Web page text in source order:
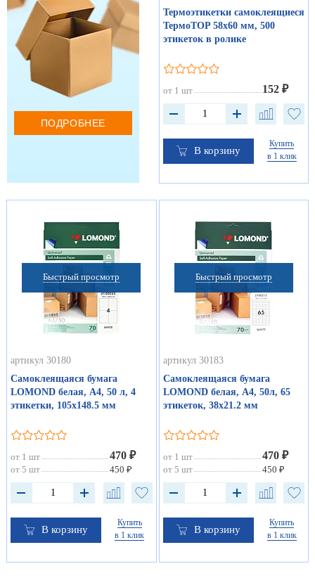
ПОДРОБНЕЕ
Термоэтикетки самоклеящиеся
ТермоTOP 58х60 мм, 500
этикеток в ролике
от 1 шт 152 ₽
В корзину
Купить
в 1 клик
Быстрый просмотр
артикул 30180
Самоклеящаяся бумага
LOMOND белая, А4, 50 л, 4
этикетки, 105х148.5 мм
от 1 шт 470 ₽
от 5 шт 450 ₽
В корзину
Купить
в 1 клик
Быстрый просмотр
артикул 30183
Самоклеящаяся бумага
LOMOND белая, А4, 50л, 65
этикеток, 38х21.2 мм
от 1 шт 470 ₽
от 5 шт 450 ₽
В корзину
Купить
в 1 клик